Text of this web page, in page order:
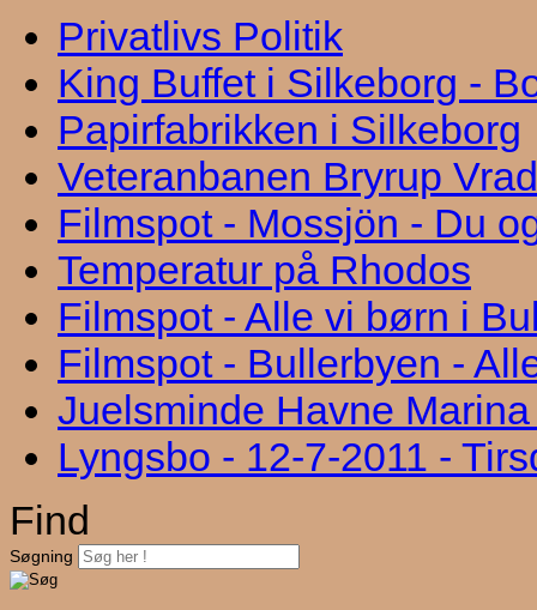
Privatlivs Politik
King Buffet i Silkeborg -
Papirfabrikken i Silkeborg
Veteranbanen Bryrup
Filmspot - Mossjön - Du
Temperatur på Rhodos
Filmspot - Alle vi børn i
Filmspot - Bullerbyen -
Juelsminde Havne
Lyngsbo - 12-7-2011 -
Find
Søgning